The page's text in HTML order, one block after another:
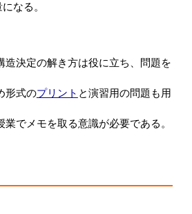
なる。
造決定の解き方は役に立ち、問題を
形式のプリント と演習用の問題も用
業でメモを取る意識が必要である。